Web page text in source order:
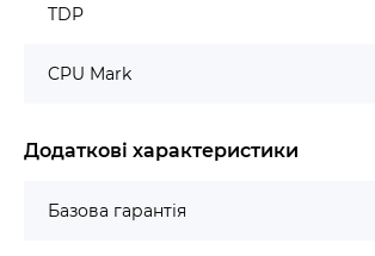
TDP
CPU Mark
Додаткові характеристики
Базова гарантія